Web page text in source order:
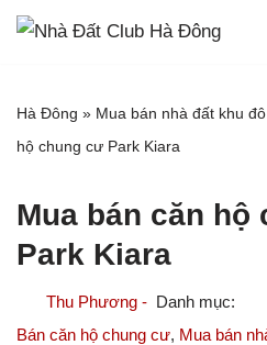
dung
Hà Đông » Mua bán nhà đất khu
hộ chung cư Park Kiara
Mua bán căn hộ
Park Kiara
Thu Phương -
Bán căn hộ chung cư, Mua bán